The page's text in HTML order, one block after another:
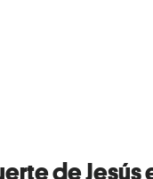
de Jesús